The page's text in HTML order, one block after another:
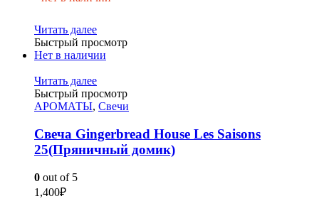
Читать далее
Быстрый просмотр
Нет в наличии
Читать далее
Быстрый просмотр
АРОМАТЫ, Свечи
Свеча Gingerbread House Les Saisons
25(Пряничный домик)
0 out of 5
1,400₽